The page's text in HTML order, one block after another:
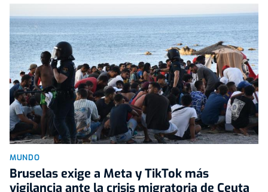
MUNDO
Bruselas exige a Meta y TikTok más
vigilancia ante la crisis migratoria de Ceuta